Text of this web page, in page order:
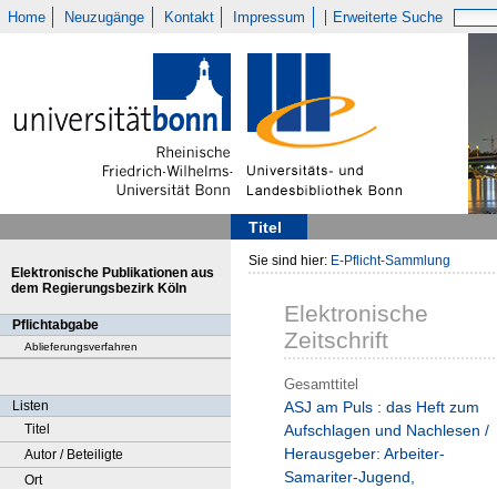
Home Neuzugänge Kontakt Impressum Erweiterte Suche
Titel
Elektronische Publikationen aus
dem Regierungsbezirk Köln
Pflichtabgabe
Ablieferungsverfahren
Listen
Titel
Autor / Beteiligte
Ort
Sie sind hier: E-Pflicht-Sammlung
Elektronische
Zeitschrift
Gesamttitel
ASJ am Puls : das Heft zum
Aufschlagen und Nachlesen /
Herausgeber: Arbeiter-
Samariter-Jugend,